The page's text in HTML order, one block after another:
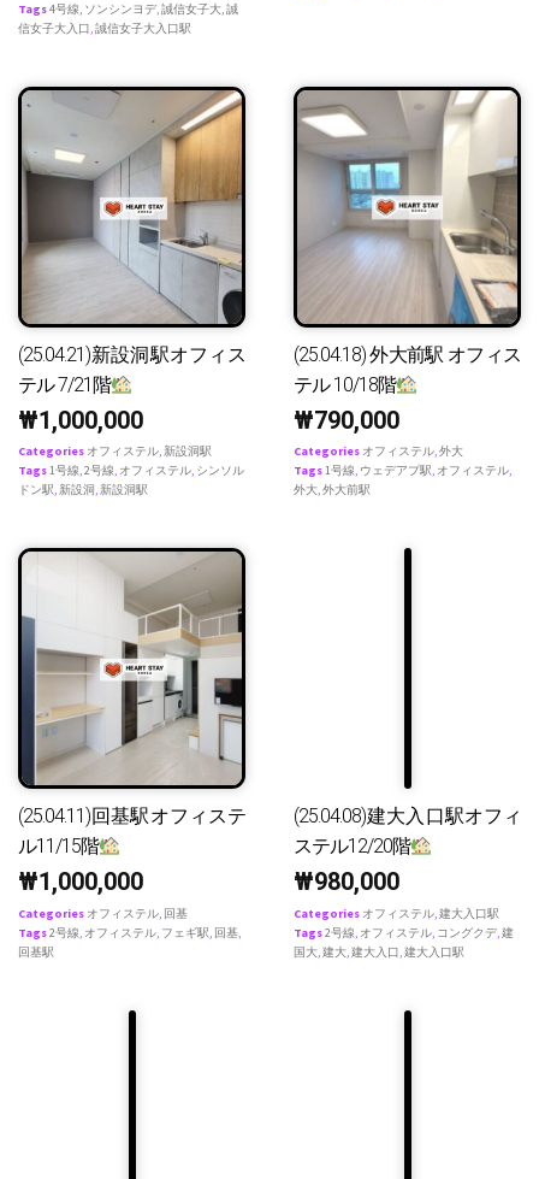
Tags4号線, ソンシンヨデ,誠信女子大,誠
信女子大入口,誠信女子大入口駅
(25.04.21)新設洞駅オフィス
テル 7/21階
₩1,000,000
Categories オフィステル,新設洞駅
Tags1号線,2号線, オフィステル, シンソル
ドン駅,新設洞 ,新設洞駅
(25.04.18) 外大前駅 オフィス
テル 10/18階
₩790,000
Categories オフィステル,外大
Tags1号線, ウェデアプ駅, オフィステル,
外大,外大前駅
(25.04.11)回基駅オフィステ
ル11/15階
₩1,000,000
Categories オフィステル, 回基
Tags2号線, オフィステル, フェギ駅, 回基,
回基駅
(25.04.08)建大入口駅オフィ
ステル12/20階
₩980,000
Categories オフィステル,建大入口駅
Tags2号線, オフィステル, コングクデ,建
国大,建大,建大入口,建大入口駅